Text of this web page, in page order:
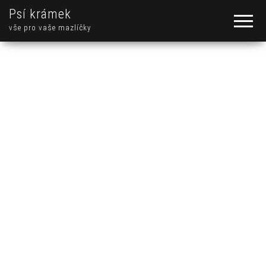
Psí krámek
vše pro vaše mazlíčky